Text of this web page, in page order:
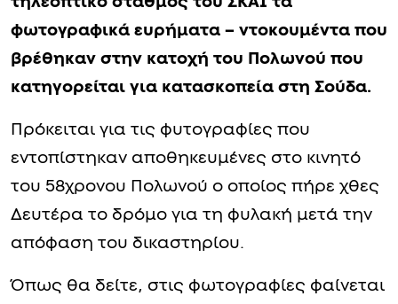
φωτογραφικά ευρήματα – ντοκουμέντα που
βρέθηκαν στην κατοχή του Πολωνού που
κατηγορείται για κατασκοπεία στη Σούδα.
Πρόκειται για τις φυτογραφίες που
εντοπίστηκαν αποθηκευμένες στο κινητό
του 58χρονου Πολωνού ο οποίος πήρε χθες
Δευτέρα το δρόμο για τη φυλακή μετά την
απόφαση του δικαστηρίου.
Όπως θα δείτε, στις φωτογραφίες φαίνεται